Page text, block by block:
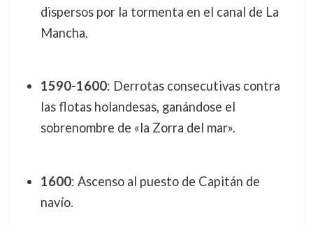
dispersos por la tormenta en el canal de La
Mancha.
1590-1600: Derrotas consecutivas contra
las flotas holandesas, ganándose el
sobrenombre de «la Zorra del mar».
1600: Ascenso al puesto de Capitán de
navío.